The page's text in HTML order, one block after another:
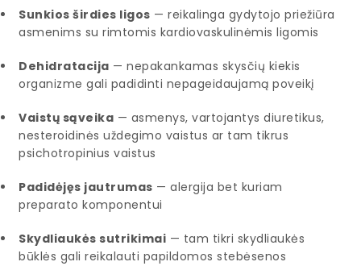
Sunkios širdies ligos — reikalinga gydytojo priežiūra
asmenims su rimtomis kardiovaskulinėmis ligomis
Dehidratacija — nepakankamas skysčių kiekis
organizme gali padidinti nepageidaujamą poveikį
Vaistų sąveika — asmenys, vartojantys diuretikus,
nesteroidinės uždegimo vaistus ar tam tikrus
psichotropinius vaistus
Padidėjęs jautrumas — alergija bet kuriam
preparato komponentui
Skydliaukės sutrikimai — tam tikri skydliaukės
būklės gali reikalauti papildomos stebėsenos